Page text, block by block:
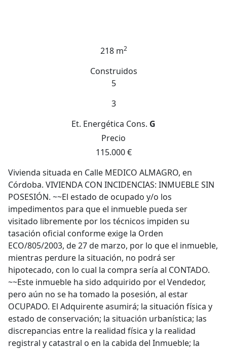
218 m2
Construidos
5
3
Et. Energética Cons. G
Precio
115.000 €
Vivienda situada en Calle MEDICO ALMAGRO, en
Córdoba. VIVIENDA CON INCIDENCIAS: INMUEBLE SIN
POSESIÓN. ~~El estado de ocupado y/o los
impedimentos para que el inmueble pueda ser
visitado libremente por los técnicos impiden su
tasación oficial conforme exige la Orden
ECO/805/2003, de 27 de marzo, por lo que el inmueble,
mientras perdure la situación, no podrá ser
hipotecado, con lo cual la compra sería al CONTADO.
~~Este inmueble ha sido adquirido por el Vendedor,
pero aún no se ha tomado la posesión, al estar
OCUPADO. El Adquirente asumirá; la situación física y
estado de conservación; la situación urbanística; las
discrepancias entre la realidad física y la realidad
registral y catastral o en la cabida del Inmueble; la